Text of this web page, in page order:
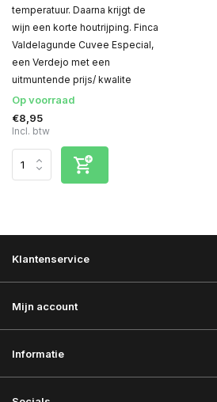
temperatuur. Daarna krijgt de
wijn een korte houtrijping. Finca
Valdelagunde Cuvee Especial,
een Verdejo met een
uitmuntende prijs/ kwalite
Op voorraad
€8,95
Incl. btw
Klantenservice
Mijn account
Informatie